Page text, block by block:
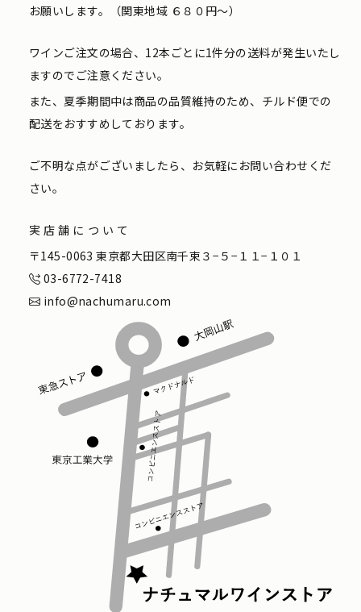
お願いします。（関東地域 ６８０円〜）
ワインご注文の場合、12本ごとに1件分の送料が発生いたし
ますのでご注意ください。
また、夏季期間中は商品の品質維持のため、チルド便での
配送をおすすめしております。
ご不明な点がございましたら、お気軽にお問い合わせくだ
さい。
実店舗について
〒145-0063 東京都大田区南千束３−５−１１−１０１
03-6772-7418
info@nachumaru.com